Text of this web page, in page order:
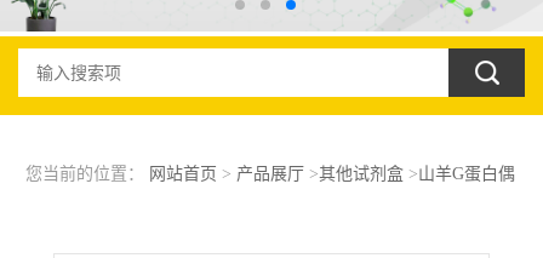
您当前的位置： 网站首页 > 产品展厅>其他试剂盒>山羊G蛋白偶